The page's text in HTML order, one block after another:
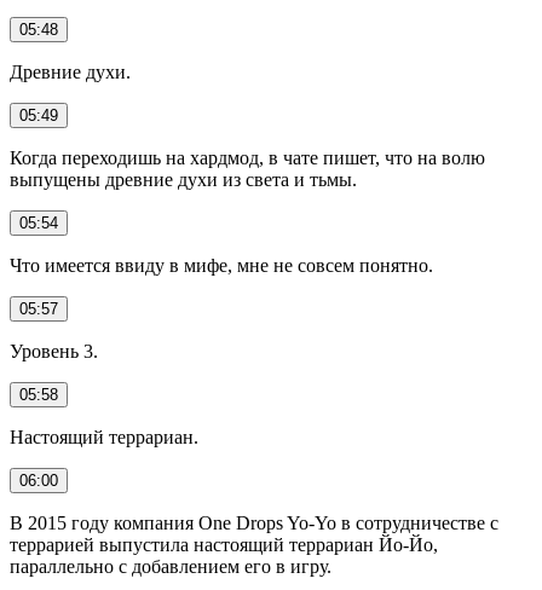
05:48
Древние духи.
05:49
Когда переходишь на хардмод, в чате пишет, что на волю
выпущены древние духи из света и тьмы.
05:54
Что имеется ввиду в мифе, мне не совсем понятно.
05:57
Уровень 3.
05:58
Настоящий террариан.
06:00
В 2015 году компания One Drops Yo-Yo в сотрудничестве с
террарией выпустила настоящий террариан Йо-Йо,
параллельно с добавлением его в игру.